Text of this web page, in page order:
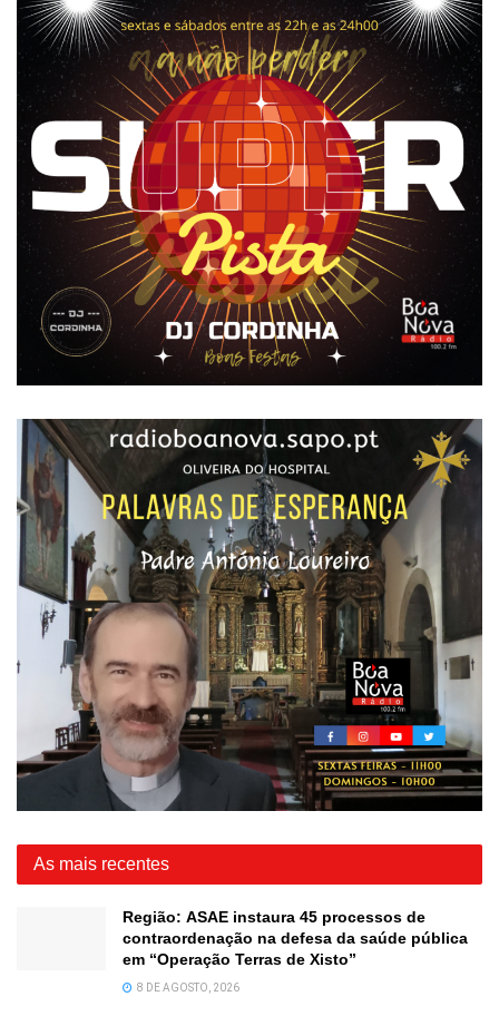
As mais recentes
Região: ASAE instaura 45 processos de
contraordenação na defesa da saúde pública
em “Operação Terras de Xisto”
8 DE AGOSTO, 2026